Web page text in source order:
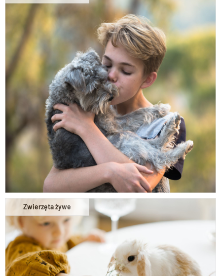
Zwierzęta żywe